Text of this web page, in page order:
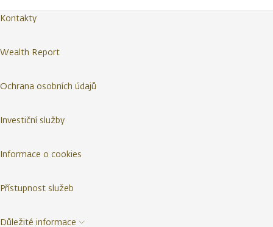
Kontakty
Wealth Report
Ochrana osobních údajů
Investiční služby
Informace o cookies
Přístupnost služeb
Důležité informace